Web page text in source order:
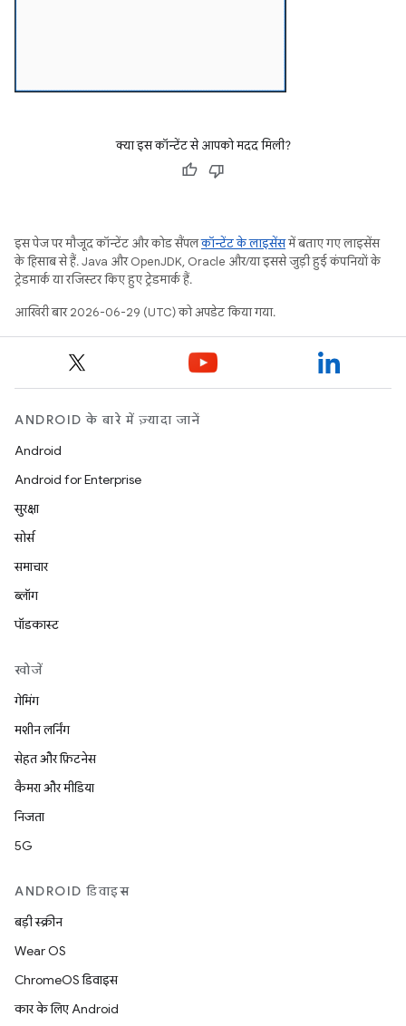
क्या इस कॉन्टेंट से आपको मदद मिली?
इस पेज पर मौजूद कॉन्टेंट और कोड सैंपलकॉन्टेंट के लाइसेंसमें बताए गए लाइसेंस
के हिसाब से हैं. Java और OpenJDK, Oracle और/या इससे जुड़ी हुई कंपनियों के
ट्रेडमार्क या रजिस्टर किए हुए ट्रेडमार्क हैं.
आखिरी बार 2026-06-29 (UTC) को अपडेट किया गया.
ANDROID के बारे में ज़्यादा जानें
Android
Android for Enterprise
सुरक्षा
सोर्स
समाचार
ब्लॉग
पॉडकास्ट
खोजें
गेमिंग
मशीन लर्निंग
सेहत और फ़िटनेस
कैमरा और मीडिया
निजता
5G
ANDROID डिवाइस
बड़ी स्क्रीन
Wear OS
ChromeOS डिवाइस
कार के लिए Android